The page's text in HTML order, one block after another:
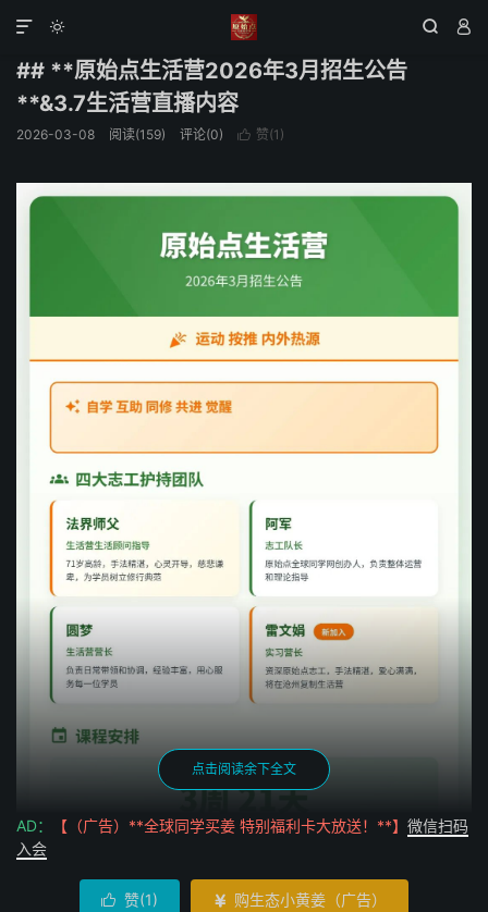
  

原始点人和地点
## **原始点生活营2026年3月招生公告
**&3.7生活营直播内容
2026-03-08 阅读(159) 评论(0)  赞(1 )
点击阅读余下全文
AD： 【（广告）**全球同学买姜 特别福利卡大放送！**】 微信扫码
入会
 赞(1)  购生态小黄姜（广告）